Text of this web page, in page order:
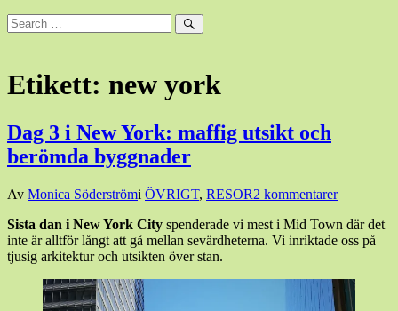
Sök
efter:
Sök
Etikett: new york
Dag 3 i New York: maffig utsikt och
berömda byggnader
Den
december,
20193
januari,
Av Monica Söderströmi ÖVRIGT, RESOR2 kommentarer
Sista dan i New York City spenderade vi mest i Mid Town där det
inte är alltför långt att gå mellan sevärdheterna. Vi inriktade oss på
tjusig arkitektur och utsikten över stan.